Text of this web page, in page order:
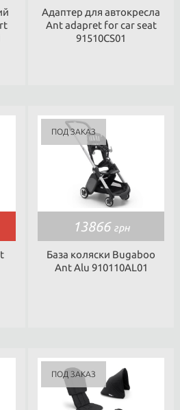
Адаптер для автокресла
Ant adapret for car seat
91510CS01
13866 грн
База коляски Bugaboo
Ant Alu 910110AL01